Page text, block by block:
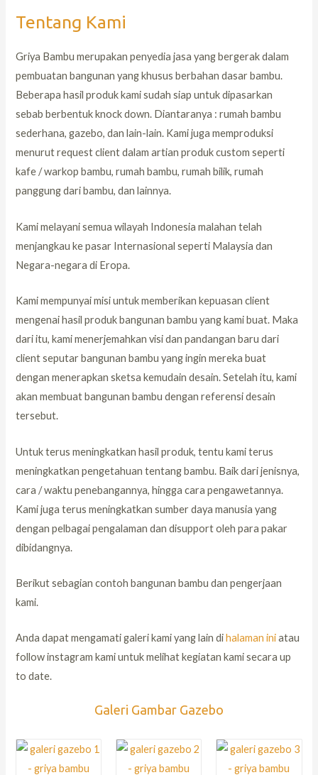
Tentang Kami
Griya Bambu merupakan penyedia jasa yang bergerak dalam
pembuatan bangunan yang khusus berbahan dasar bambu.
Beberapa hasil produk kami sudah siap untuk dipasarkan
sebab berbentuk knock down. Diantaranya : rumah bambu
sederhana, gazebo, dan lain-lain. Kami juga memproduksi
menurut request client dalam artian produk custom seperti
kafe / warkop bambu, rumah bambu, rumah bilik, rumah
panggung dari bambu, dan lainnya.
Kami melayani semua wilayah Indonesia malahan telah
menjangkau ke pasar Internasional seperti Malaysia dan
Negara-negara di Eropa.
Kami mempunyai misi untuk memberikan kepuasan client
mengenai hasil produk bangunan bambu yang kami buat. Maka
dari itu, kami menerjemahkan visi dan pandangan baru dari
client seputar bangunan bambu yang ingin mereka buat
dengan menerapkan sketsa kemudain desain. Setelah itu, kami
akan membuat bangunan bambu dengan referensi desain
tersebut.
Untuk terus meningkatkan hasil produk, tentu kami terus
meningkatkan pengetahuan tentang bambu. Baik dari jenisnya,
cara / waktu penebangannya, hingga cara pengawetannya.
Kami juga terus meningkatkan sumber daya manusia yang
dengan pelbagai pengalaman dan disupport oleh para pakar
dibidangnya.
Berikut sebagian contoh bangunan bambu dan pengerjaan
kami.
Anda dapat mengamati galeri kami yang lain dihalaman iniatau
follow instagram kami untuk melihat kegiatan kami secara up
to date.
Galeri Gambar Gazebo